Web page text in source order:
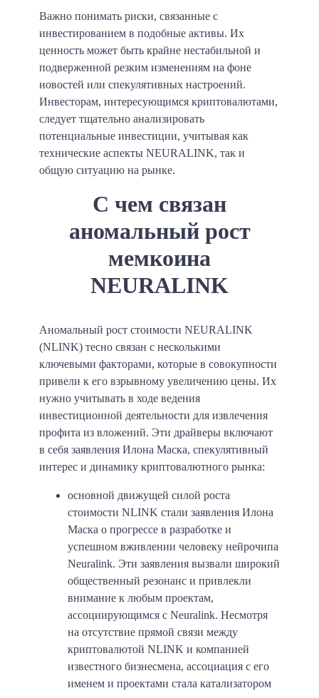
Важно понимать риски, связанные с
инвестированием в подобные активы. Их
ценность может быть крайне нестабильной и
подверженной резким изменениям на фоне
новостей или спекулятивных настроений.
Инвесторам, интересующимся криптовалютами,
следует тщательно анализировать
потенциальные инвестиции, учитывая как
технические аспекты NEURALINK, так и
общую ситуацию на рынке.
С чем связан
аномальный рост
мемкоина
NEURALINK
Аномальный рост стоимости NEURALINK
(NLINK) тесно связан с несколькими
ключевыми факторами, которые в совокупности
привели к его взрывному увеличению цены. Их
нужно учитывать в ходе ведения
инвестиционной деятельности для извлечения
профита из вложений. Эти драйверы включают
в себя заявления Илона Маска, спекулятивный
интерес и динамику криптовалютного рынка:
основной движущей силой роста
стоимости NLINK стали заявления Илона
Маска о прогрессе в разработке и
успешном вживлении человеку нейрочипа
Neuralink. Эти заявления вызвали широкий
общественный резонанс и привлекли
внимание к любым проектам,
ассоциирующимся с Neuralink. Несмотря
на отсутствие прямой связи между
криптовалютой NLINK и компанией
известного бизнесмена, ассоциация с его
именем и проектами стала катализатором